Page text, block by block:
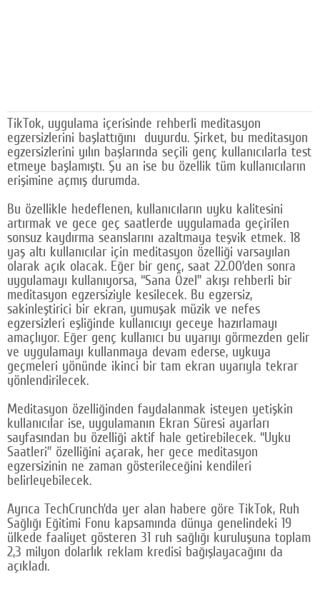
Künye
SOSYAL MEDYA
Facebook
Twitter
Google Plus
© 2026 TÜM HAKLARI SAKLIDIR
TikTok, uygulama içerisinde rehberli meditasyon
egzersizlerini başlattığını duyurdu. Şirket, bu meditasyon
egzersizlerini yılın başlarında seçili genç kullanıcılarla test
etmeye başlamıştı. Şu an ise bu özellik tüm kullanıcıların
erişimine açmış durumda.
Bu özellikle hedeflenen, kullanıcıların uyku kalitesini
artırmak ve gece geç saatlerde uygulamada geçirilen
sonsuz kaydırma seanslarını azaltmaya teşvik etmek. 18
yaş altı kullanıcılar için meditasyon özelliği varsayılan
olarak açık olacak. Eğer bir genç, saat 22.00’den sonra
uygulamayı kullanıyorsa, “Sana Özel” akışı rehberli bir
meditasyon egzersiziyle kesilecek. Bu egzersiz,
sakinleştirici bir ekran, yumuşak müzik ve nefes
egzersizleri eşliğinde kullanıcıyı geceye hazırlamayı
amaçlıyor. Eğer genç kullanıcı bu uyarıyı görmezden gelir
ve uygulamayı kullanmaya devam ederse, uykuya
geçmeleri yönünde ikinci bir tam ekran uyarıyla tekrar
yönlendirilecek.
Meditasyon özelliğinden faydalanmak isteyen yetişkin
kullanıcılar ise, uygulamanın Ekran Süresi ayarları
sayfasından bu özelliği aktif hale getirebilecek. “Uyku
Saatleri” özelliğini açarak, her gece meditasyon
egzersizinin ne zaman gösterileceğini kendileri
belirleyebilecek.
Ayrıca TechCrunch’da yer alan habere göre TikTok, Ruh
Sağlığı Eğitimi Fonu kapsamında dünya genelindeki 19
ülkede faaliyet gösteren 31 ruh sağlığı kuruluşuna toplam
2,3 milyon dolarlık reklam kredisi bağışlayacağını da
açıkladı.